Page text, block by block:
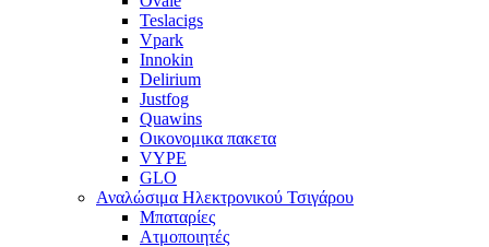
Teslacigs
Vpark
Innokin
Delirium
Justfog
Quawins
Οικονομικα πακετα
VYPE
GLO
Αναλώσιμα Ηλεκτρονικού Τσιγάρου
Μπαταρίες
Ατμοποιητές